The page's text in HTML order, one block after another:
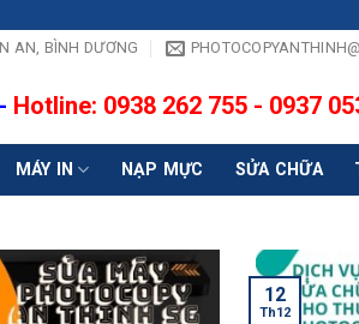
AN, BÌNH DƯƠNG
Hotline: 0938 262 755 - 0937
MÁY IN NẠP MỰC SỬA CHỮA
12
Th12